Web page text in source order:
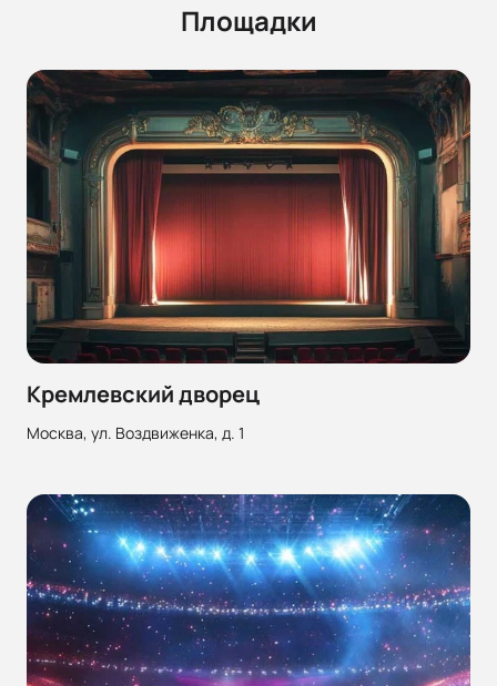
Площадки
Кремлевский дворец
Москва, ул. Воздвиженка, д. 1